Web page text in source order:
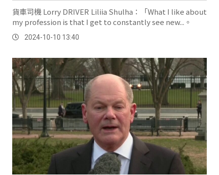
貨車司機 Lorry DRIVER Liliia Shulha：「What I like about
my profession is that I get to constantly see new...。
2024-10-10 13:40